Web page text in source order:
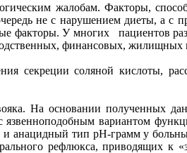
жалобам. Факторы,
не с нарушением диеты, а с
факторы. У многих пациентов
финансовых, жилищных
секреции соляной кислоты,
На основании полученных
вариантом
анацидный тип рН-грамм у
рефлюкса, приводящих к